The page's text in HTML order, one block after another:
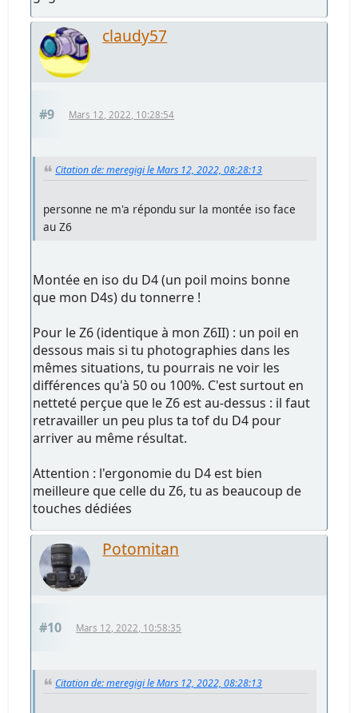
claudy57
#9 Mars 12, 2022, 10:28:54
Citation de: meregigi le Mars 12, 2022, 08:28:13
personne ne m'a répondu sur la montée iso face
au Z6
Montée en iso du D4 (un poil moins bonne
que mon D4s) du tonnerre !
Pour le Z6 (identique à mon Z6II) : un poil en
dessous mais si tu photographies dans les
mêmes situations, tu pourrais ne voir les
différences qu'à 50 ou 100%. C'est surtout en
netteté perçue que le Z6 est au-dessus : il faut
retravailler un peu plus ta tof du D4 pour
arriver au même résultat.
Attention : l'ergonomie du D4 est bien
meilleure que celle du Z6, tu as beaucoup de
touches dédiées
Potomitan
#10 Mars 12, 2022, 10:58:35
Citation de: meregigi le Mars 12, 2022, 08:28:13